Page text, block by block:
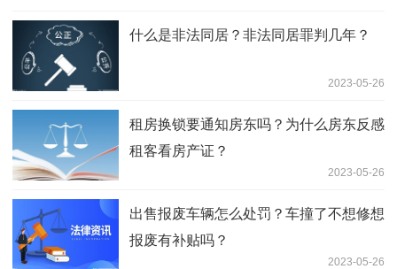
什么是非法同居？非法同居罪判几年？
2023-05-26
租房换锁要通知房东吗？为什么房东反感
租客看房产证？
2023-05-26
出售报废车辆怎么处罚？车撞了不想修想
报废有补贴吗？
2023-05-26